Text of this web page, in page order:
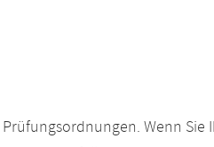
Wenn